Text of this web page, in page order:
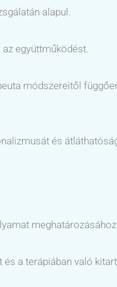
alapul.
együttműködést.
módszereitől
és
meghatározásához.
a terápiában való